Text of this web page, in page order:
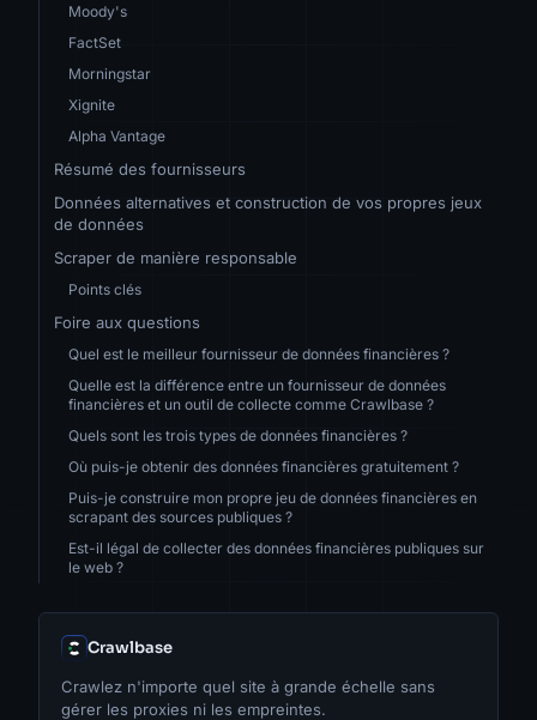
Moody's
FactSet
Morningstar
Xignite
Alpha Vantage
Résumé des fournisseurs
Données alternatives et construction de vos propres jeux
de données
Scraper de manière responsable
Points clés
Foire aux questions
Quel est le meilleur fournisseur de données financières ?
Quelle est la différence entre un fournisseur de données
financières et un outil de collecte comme Crawlbase ?
Quels sont les trois types de données financières ?
Où puis-je obtenir des données financières gratuitement ?
Puis-je construire mon propre jeu de données financières en
scrapant des sources publiques ?
Est-il légal de collecter des données financières publiques sur
le web ?
Crawlbase
Crawlez n'importe quel site à grande échelle sans
gérer les proxies ni les empreintes.